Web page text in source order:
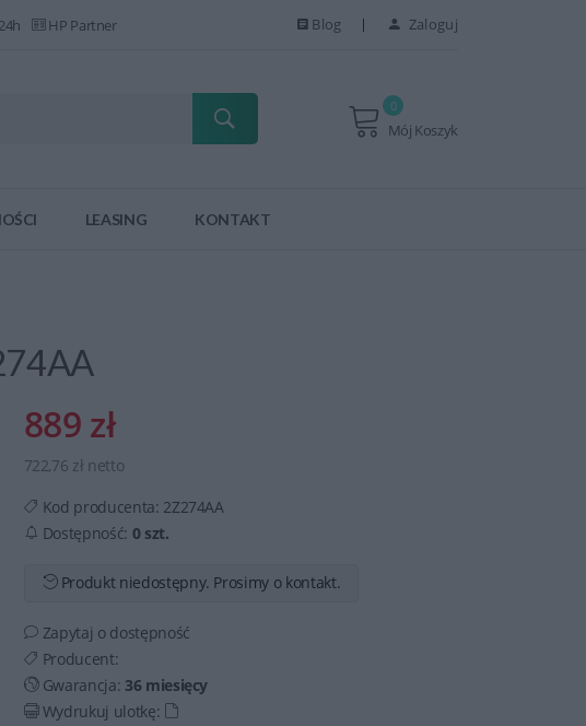
HP Partner Blog Zaloguj
Mój Koszyk
0
LEASING KONTAKT
889 zł
722,76 zł netto
Kod producenta: 2Z274AA
Dostępność: 0 szt.
Produkt niedostępny. Prosimy o kontakt.
Zapytaj o dostępność
Producent:
Gwarancja: 36 miesięcy
Wydrukuj ulotkę: